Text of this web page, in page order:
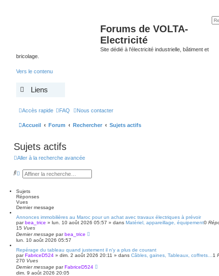
Forums de VOLTA-
Electricité
Site dédié à l'électricité industrielle, bâtiment et
bricolage.
Vers le contenu
Liens
Accès rapide FAQ Nous contacter
Accueil Forum Rechercher Sujets actifs
Sujets actifs
Aller à la recherche avancée
R
h
e
r
c
e
r
R
h
e
r
c
e
a
v
a
n
c
é
e
Sujets
Réponses
Vues
Dernier message
Annonces immobilières au Maroc pour un achat avec travaux électriques à prévoir
parbea_trice » lun. 10 août 2026 05:57 » dans Matériel, appareillage, équipement0
15 Vues
Dernier message parbea_trice
lun. 10 août 2026 05:57
Repérage du tableau quand justement il n'y a plus de courant
parFabriceD524 » dim. 2 août 2026 20:11 » dans Câbles, gaines, Tableaux, coffrets… 1
270 Vues
Dernier message parFabriceD524
dim. 9 août 2026 20:05